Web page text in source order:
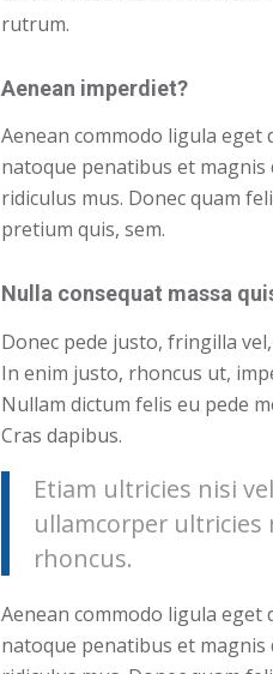
rutrum.
Aenean imperdiet?
Aenean commodo ligula eget
natoque penatibus et
ridiculus mus. Donec quam
pretium quis, sem.
Nulla consequat massa
Donec pede justo, fringilla
In enim justo, rhoncus ut,
Nullam dictum felis eu pede
Cras dapibus.
Etiam ultricies nisi
ullamcorper ultricies
rhoncus.
Aenean commodo ligula eget
natoque penatibus et